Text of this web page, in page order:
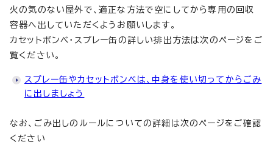
火の気のない屋外で、適正な方法で空にしてから専用の回収
容器へ出していただくようお願いします。
カセットボンベ・スプレー缶の詳しい排出方法は次のページをご
覧ください。
スプレー缶やカセットボンベは、中身を使い切ってからごみ
に出しましょう
なお、ごみ出しのルールについての詳細は次のページをご確認
ください